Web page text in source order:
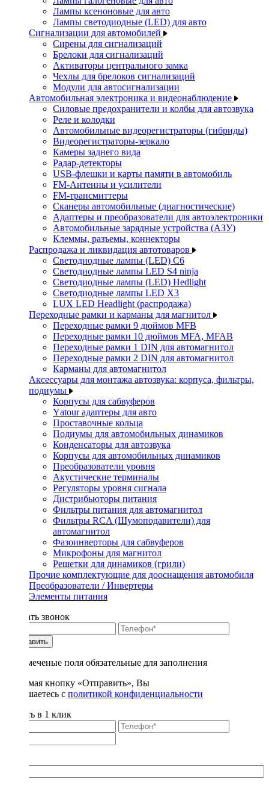
Лампы ксеноновые для авто
Лампы светодиодные (LED) для авто
Сигнализации для автомобилей
Сирены для сигнализаций
Брелоки для сигнализаций
Активаторы центрального замка
Чехлы для брелоков сигнализаций
Модули для автосигнализации
Автомобильная электроника и видеонаблюдение
Силовые предохранители и колбы для автозвука
Реле и колодки
Автомобильные видеорегистраторы (гибриды)
Видеорегистраторы-зеркало
Камеры заднего вида
Радар-детекторы
USB-флешки и карты памяти в автомобиль
FM-Антенны и усилители
FM-трансмиттеры
Сканеры автомобильные (диагностические)
Адаптеры и преобразователи для автоэлектроники
Автомобильные зарядные устройства (АЗУ)
Клеммы, разъемы, коннекторы
Распродажа и ликвидация автотоваров
Светодиодные лампы (LED) C6
Светодиодные лампы LED S4 ninja
Светодиодные лампы (LED) Hedlight
Светодиодные лампы LED X3
LUX LED Headlight (распродажа)
Переходные рамки и карманы для магнитол
Переходные рамки 9 дюймов MFB
Переходные рамки 10 дюймов MFA, MFAB
Переходные рамки 1 DIN для автомагнитол
Переходные рамки 2 DIN для автомагнитол
Карманы для автомагнитол
Аксессуары для монтажа автозвука: корпуса, фильтры,
подиумы
Корпусы для сабвуферов
Yаtour адаптеры для авто
Проставочные кольца
Подиумы для автомобильных динамиков
Конденсаторы для автозвука
Корпусы для автомобильных динамиков
Преобразователи уровня
Акустические терминалы
Регуляторы уровня сигнала
Дистрибьюторы питания
Фильтры питания для автомагнитол
Фильтры RCA (Шумоподавители) для
автомагнитол
Фазоинверторы для сабвуферов
Микрофоны для магнитол
Решетки для динамиков (грили)
Прочие комплектующие для дооснащения автомобиля
Преобразователи / Инвертеры
Элементы питания
Заказать звонок
Отправить
* - отмеченые поля обязательные для заполнения
Нажимая кнопку «Отправить», Вы
соглашаетесь с политикой конфиденциальности
Купить в 1 клик